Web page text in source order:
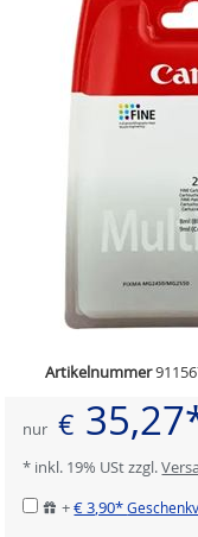
Artikelnummer
nur €
* inkl. 19% USt zzgl.
+€ 3,90*